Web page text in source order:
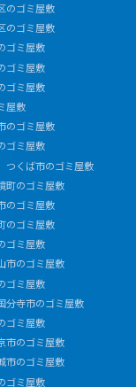
のゴミ屋敷
のゴミ屋敷
ゴミ屋敷
ゴミ屋敷
ゴミ屋敷
屋敷
のゴミ屋敷
ゴミ屋敷
つくば市のゴミ屋敷
町のゴミ屋敷
のゴミ屋敷
のゴミ屋敷
ゴミ屋敷
市のゴミ屋敷
ゴミ屋敷
分寺市のゴミ屋敷
ゴミ屋敷
市のゴミ屋敷
市のゴミ屋敷
ゴミ屋敷